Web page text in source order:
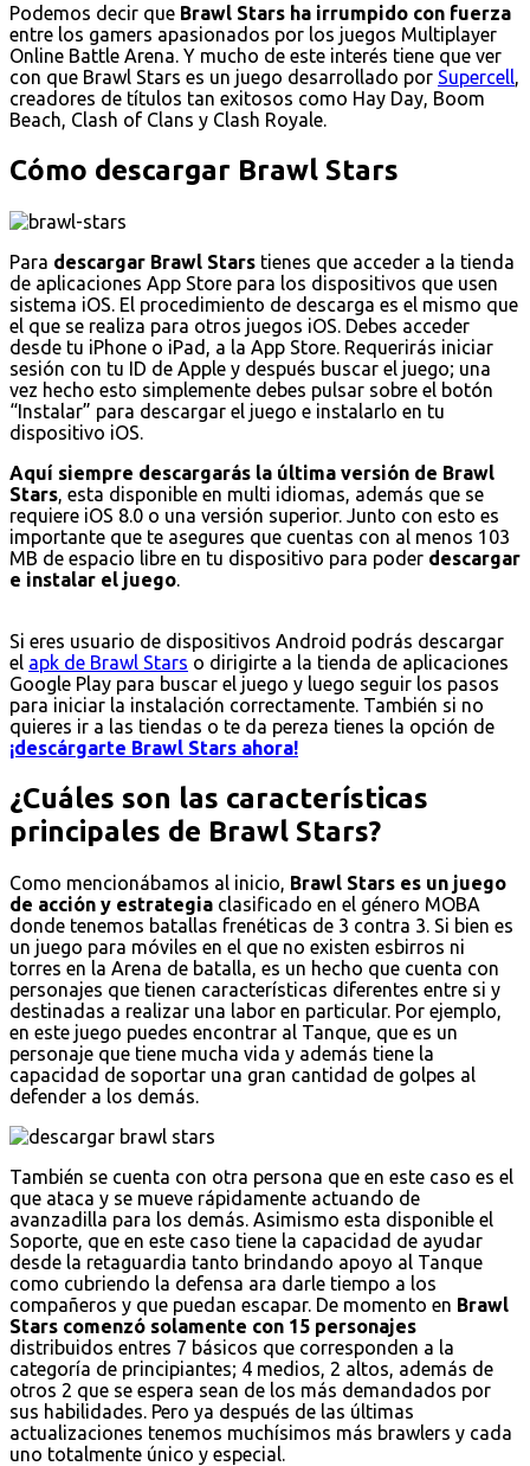
Podemos decir que Brawl Stars ha irrumpido con fuerza
entre los gamers apasionados por los juegos Multiplayer
Online Battle Arena. Y mucho de este interés tiene que ver
con que Brawl Stars es un juego desarrollado por Supercell,
creadores de títulos tan exitosos como Hay Day, Boom
Beach, Clash of Clans y Clash Royale.
Cómo descargar Brawl Stars
Para descargar Brawl Stars tienes que acceder a la tienda
de aplicaciones App Store para los dispositivos que usen
sistema iOS. El procedimiento de descarga es el mismo que
el que se realiza para otros juegos iOS. Debes acceder
desde tu iPhone o iPad, a la App Store. Requerirás iniciar
sesión con tu ID de Apple y después buscar el juego; una
vez hecho esto simplemente debes pulsar sobre el botón
“Instalar” para descargar el juego e instalarlo en tu
dispositivo iOS.
Aquí siempre descargarás la última versión de Brawl
Stars, esta disponible en multi idiomas, además que se
requiere iOS 8.0 o una versión superior. Junto con esto es
importante que te asegures que cuentas con al menos 103
MB de espacio libre en tu dispositivo para poder descargar
e instalar el juego.
Si eres usuario de dispositivos Android podrás descargar
el apk de Brawl Stars o dirigirte a la tienda de aplicaciones
Google Play para buscar el juego y luego seguir los pasos
para iniciar la instalación correctamente. También si no
quieres ir a las tiendas o te da pereza tienes la opción de
¡descárgarte Brawl Stars ahora!
¿Cuáles son las características
principales de Brawl Stars?
Como mencionábamos al inicio, Brawl Stars es un juego
de acción y estrategia clasificado en el género MOBA
donde tenemos batallas frenéticas de 3 contra 3. Si bien es
un juego para móviles en el que no existen esbirros ni
torres en la Arena de batalla, es un hecho que cuenta con
personajes que tienen características diferentes entre si y
destinadas a realizar una labor en particular. Por ejemplo,
en este juego puedes encontrar al Tanque, que es un
personaje que tiene mucha vida y además tiene la
capacidad de soportar una gran cantidad de golpes al
defender a los demás.
También se cuenta con otra persona que en este caso es el
que ataca y se mueve rápidamente actuando de
avanzadilla para los demás. Asimismo esta disponible el
Soporte, que en este caso tiene la capacidad de ayudar
desde la retaguardia tanto brindando apoyo al Tanque
como cubriendo la defensa ara darle tiempo a los
compañeros y que puedan escapar. De momento en Brawl
Stars comenzó solamente con 15 personajes
distribuidos entres 7 básicos que corresponden a la
categoría de principiantes; 4 medios, 2 altos, además de
otros 2 que se espera sean de los más demandados por
sus habilidades. Pero ya después de las últimas
actualizaciones tenemos muchísimos más brawlers y cada
uno totalmente único y especial.